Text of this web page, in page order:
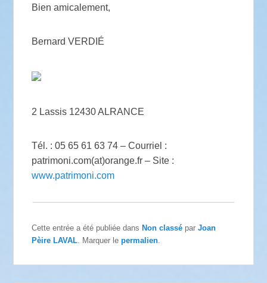
Bien amicalement,
Bernard VERDIÉ
2 Lassis 12430 ALRANCE
Tél. : 05 65 61 63 74 – Courriel :
patrimoni.com(at)orange.fr – Site :
www.patrimoni.com
Cette entrée a été publiée dans Non classé parJoan
Pèire LAVAL . Marquer lepermalien